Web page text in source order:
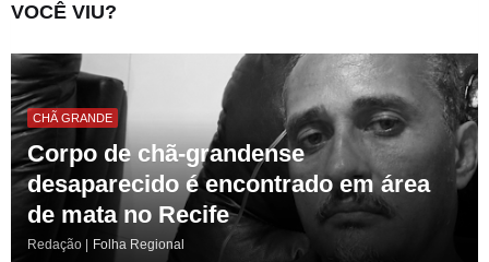
VOCÊ VIU?
CHÃ GRANDE
Corpo de chã-grandense
desaparecido é encontrado em área
de mata no Recife
Redação | Folha Regional